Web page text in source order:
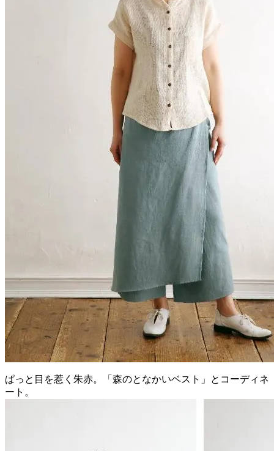
ぱっと目を惹く朱赤。「森のとなかいベスト」とコーディネ
ート。